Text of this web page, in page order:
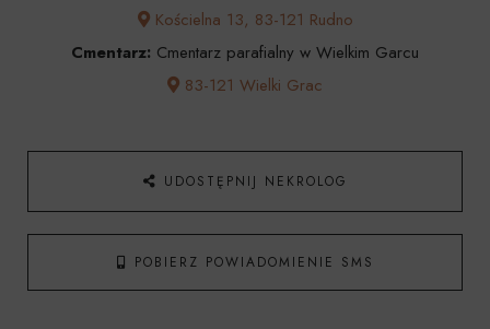
Kościelna 13, 83-121 Rudno
Cmentarz: Cmentarz parafialny w Wielkim Garcu
83-121 Wielki Grac
UDOSTĘPNIJ NEKROLOG
POBIERZ POWIADOMIENIE SMS